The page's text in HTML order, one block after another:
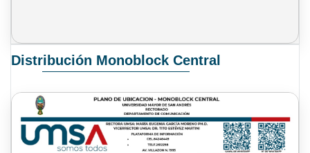
Distribución Monoblock Central